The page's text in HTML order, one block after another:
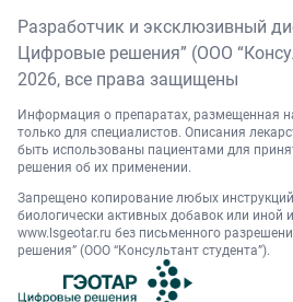
Разработчик и эксклюзивный
Цифровые решения” (ООО
2026, все права защищены
Информация о препаратах, размещенная
только для специалистов. Описания
быть использованы пациентами для
решения об их применении.
Запрещено копирование любых
биологически активных добавок или иной
www.lsgeotar.ru без письменного
решения” (ООО “Консультант студента”).